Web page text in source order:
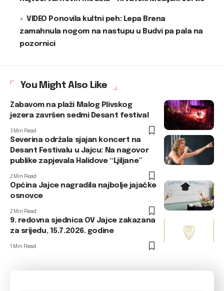
VIDEO Ponovila kultni peh: Lepa Brena
zamahnula nogom na nastupu u Budvi pa pala na
pozornici
You Might Also Like
Zabavom na plaži Malog Plivskog
jezera završen sedmi Desant festival
3 Min Read
Severina održala sjajan koncert na
Desant Festivalu u Jajcu: Na nagovor
publike zapjevala Halidove “Ljiljane”
2 Min Read
Općina Jajce nagradila najbolje jajačke
osnovce
2 Min Read
9. redovna sjednica OV Jajce zakazana
za srijedu, 15.7.2026. godine
1 Min Read